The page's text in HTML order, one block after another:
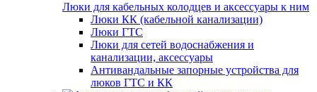
Люки для кабельных колодцев и аксессуары к ним
Люки КК (кабельной канализации)
Люки ГТС
Люки для сетей водоснабжения и
канализации, аксессуары
Антивандальные запорные устройства для
люков ГТС и КК